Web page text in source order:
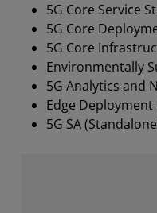
5G Core Service
5G Core
5G Core
Environmentally
5G Analytics and
Edge Deployment
5G SA